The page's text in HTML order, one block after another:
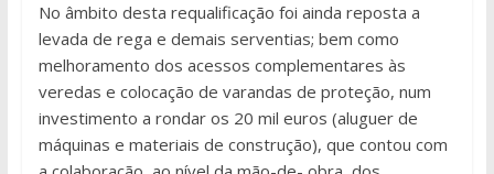
No âmbito desta requalificação foi ainda reposta a
levada de rega e demais serventias; bem como
melhoramento dos acessos complementares às
veredas e colocação de varandas de proteção, num
investimento a rondar os 20 mil euros (aluguer de
máquinas e materiais de construção), que contou com